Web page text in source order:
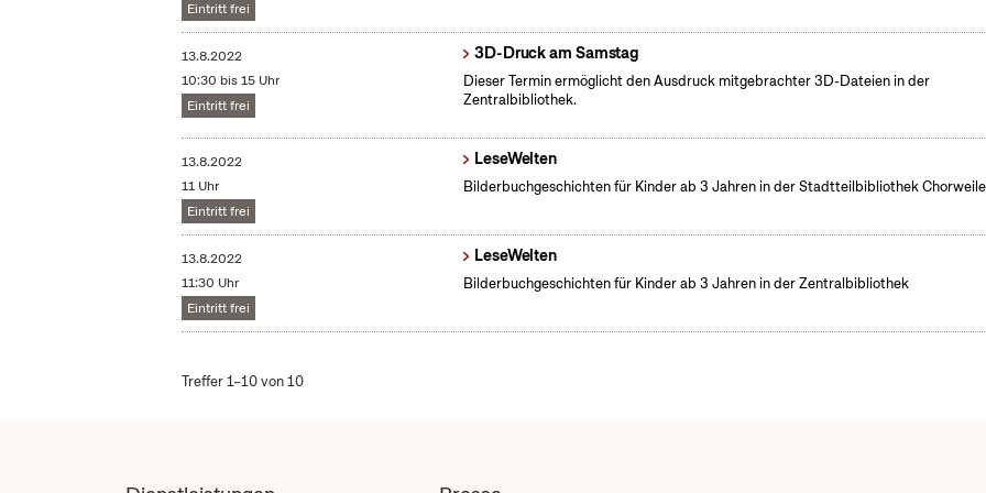
Eintritt frei
13.8.2022
10:30 bis 15 Uhr
Eintritt frei
3D-Druck am Samstag
Dieser Termin ermöglicht den Ausdruck mitgebrachter 3D-Dateien in der
Zentralbibliothek.
13.8.2022
11 Uhr
Eintritt frei
LeseWelten
Bilderbuchgeschichten für Kinder ab 3 Jahren in der Stadtteilbibliothek
13.8.2022
11:30 Uhr
Eintritt frei
LeseWelten
Bilderbuchgeschichten für Kinder ab 3 Jahren in der Zentralbibliothek
Treffer 1–10 von 10